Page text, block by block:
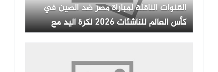
القنوات الناقلة لمباراة مصر ضد الصين في
كأس العالم للناشئات 2026 لكرة اليد مع
الموعد